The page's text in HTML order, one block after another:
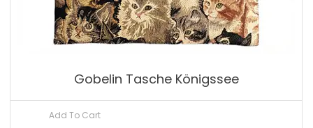
Gobelin Tasche Königssee
Add To Cart